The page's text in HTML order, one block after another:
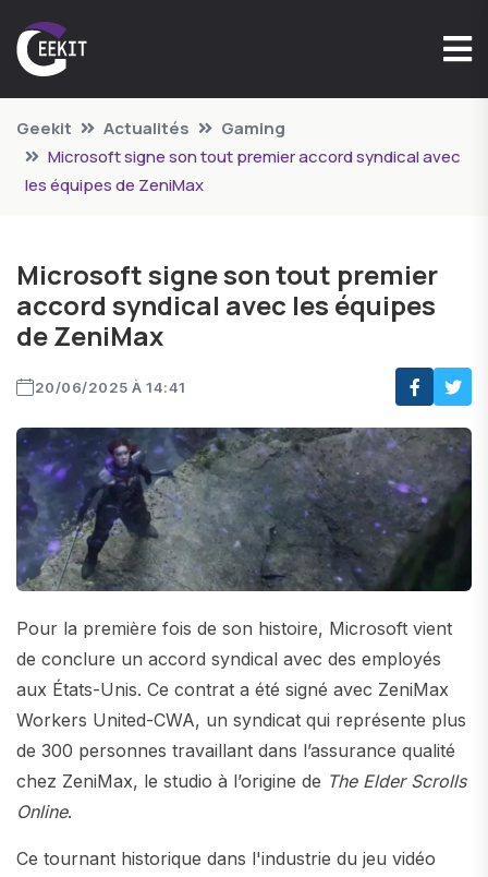
Geekit Actualités
Gaming
Microsoft signe son tout premier accord syndical avec
les équipes de ZeniMax
Microsoft signe son tout premier
accord syndical avec les équipes
de ZeniMax
20/06/2025 À 14:41
Pour la première fois de son histoire, Microsoft vient
de conclure un accord syndical avec des employés
aux États-Unis. Ce contrat a été signé avec ZeniMax
Workers United-CWA, un syndicat qui représente plus
de 300 personnes travaillant dans l’assurance qualité
chez ZeniMax, le studio à l’origine de The Elder Scrolls
Online.
Ce tournant historique dans l'industrie du jeu vidéo